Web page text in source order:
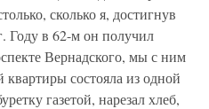
сколько я, достигнув
Году в 62-м он получил
Вернадского, мы с ним
состояла из одной
газетой, нарезал хлеб,